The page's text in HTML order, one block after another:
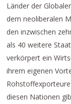
Länder der
dem neoliberalen
den inzwischen
als 40 weitere
verkörpert ein
ihrem eigenen
diesen Nationen